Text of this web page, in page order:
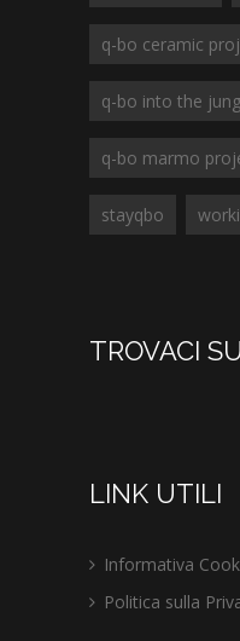
q-bo ceramic
q-bo into the
q-bo marmo
stayqbo
TROVACI
LINK UTILI
Informativa
Politica sulla